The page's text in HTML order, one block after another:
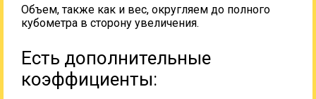
Объем, также как и вес, округляем до полного
кубометра в сторону увеличения.
Есть дополнительные
коэффициенты: